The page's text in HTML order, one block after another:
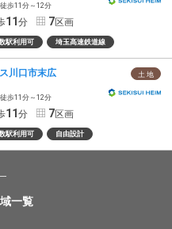
歩11分～12分
11分 7区画
駅利用可 埼玉高速鉄道線
土 地
川口市末広
歩11分～12分
11分 7区画
駅利用可 自由設計
一覧